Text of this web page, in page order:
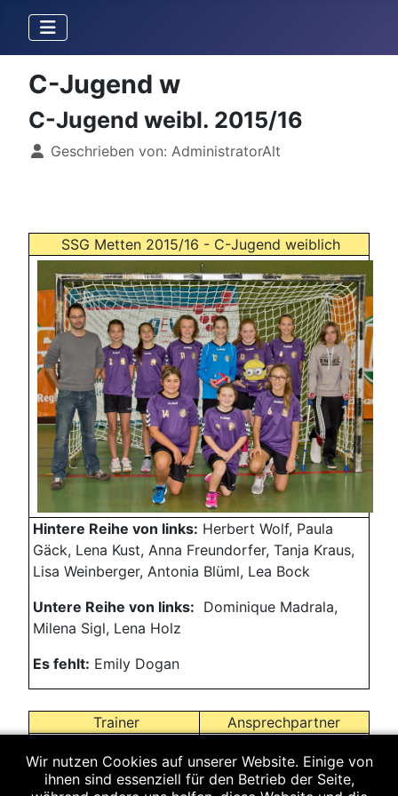
C-Jugend w
C-Jugend weibl. 2015/16
DetailsGeschrieben von: AdministratorAlt
SSG Metten 2015/16 - C-Jugend weiblich
Hintere Reihe von links: Herbert Wolf, Paula
Gäck, Lena Kust, Anna Freundorfer, Tanja Kraus,
Lisa Weinberger, Antonia Blüml, Lea Bock
Untere Reihe von links: Dominique Madrala,
Milena Sigl, Lena Holz
Es fehlt: Emily Dogan
Trainer Ansprechpartner
Stefanie Riedl
Herbert Wolf
Wir nutzen Cookies auf unserer Website. Einige von
ihnen sind essenziell für den Betrieb der Seite,